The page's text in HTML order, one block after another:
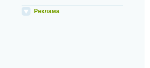
Реклама